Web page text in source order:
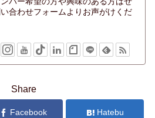
合わせフォームよりお声がけくだ
Share
Facebook Hatebu